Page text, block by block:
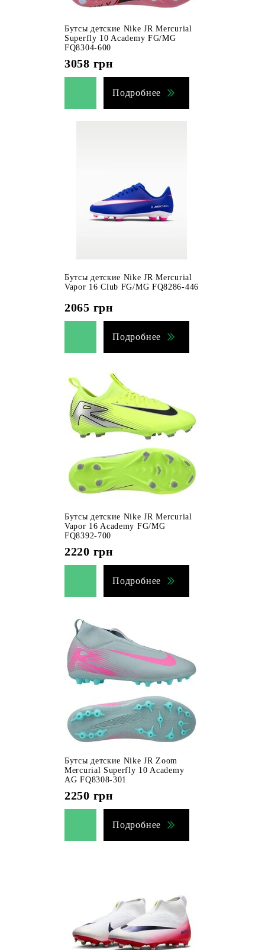
Бутсы детские Nike JR Mercurial
Superfly 10 Academy FG/MG
FQ8304-600
3058 грн
Подробнее
Бутсы детские Nike JR Mercurial
Vapor 16 Club FG/MG FQ8286-446
2065 грн
Подробнее
Бутсы детские Nike JR Mercurial
Vapor 16 Academy FG/MG
FQ8392-700
2220 грн
Подробнее
Бутсы детские Nike JR Zoom
Mercurial Superfly 10 Academy
AG FQ8308-301
2250 грн
Подробнее